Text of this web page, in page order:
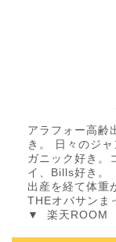
アラフォー高齢
き。 日々のジ
ガニック好き。
イ、Bills好き。
出産を経て体重
THEオバサンま
▼ 楽天ROOM